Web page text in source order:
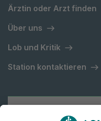
Ärztin oder Arzt finden
Über uns
Lob und Kritik
Station kontaktieren
Asklepios Gruppe